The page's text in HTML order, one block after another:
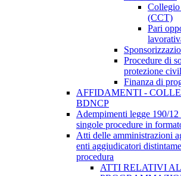
(CCT)
Pari
Procedure di
protezione
Finanza di
AFFIDAMENTI -
BDNCP
Adempimenti legge 190/
singole procedure in
Atti delle amministrazioni
enti aggiudicatori
procedura
ATTI RELATIVI